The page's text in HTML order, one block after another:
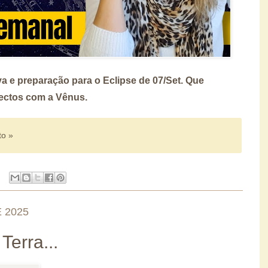
e preparação para o Eclipse de 07/Set. Que
com a Vênus.
»
2025